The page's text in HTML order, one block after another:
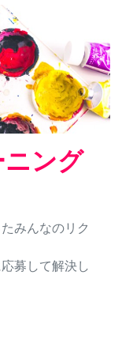
ング
みんなのリク
募して解決し